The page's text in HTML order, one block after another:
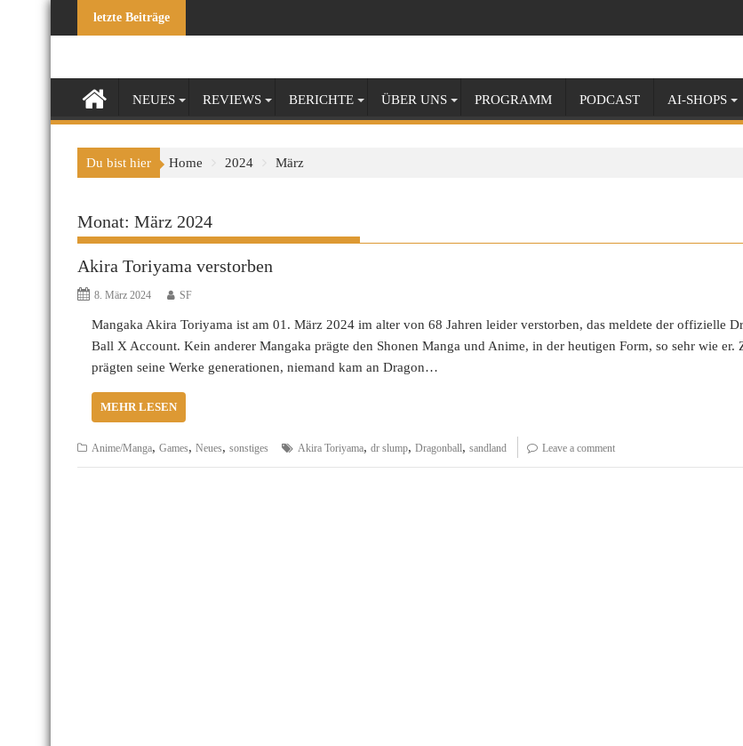
letzte Beiträge
NEUES REVIEWS BERICHTE ÜBER UNS PROGRAMM PODCAST AI-SHOPS
Du bist hier Home 2024 März
Monat: März 2024
Akira Toriyama verstorben
8. März 2024 SF
Mangaka Akira Toriyama ist am 01. März 2024 im alter von 68 Jahren leider verstorben, das meldete der offizielle
Ball X Account. Kein anderer Mangaka prägte den Shonen Manga und Anime, in der heutigen Form, so sehr wie er.
prägten seine Werke generationen, niemand kam an Dragon…
MEHR LESEN
Anime/Manga, Games, Neues, sonstiges Akira Toriyama, dr slump, Dragonball, sandland Leave a comment